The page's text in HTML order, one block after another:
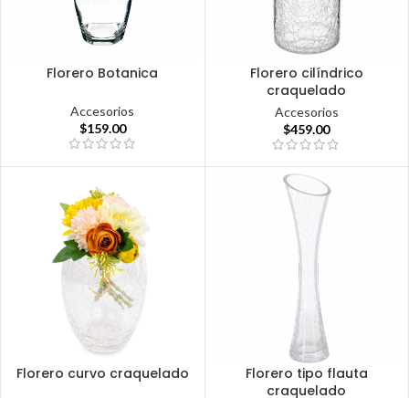
Florero Botanica
Accesorios
$159.00
Florero cilíndrico
craquelado
Accesorios
$459.00
Florero curvo craquelado
Florero tipo flauta
craquelado